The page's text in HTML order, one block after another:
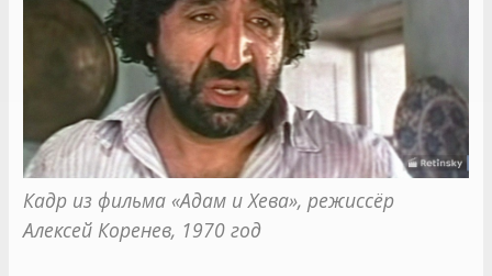
Кадр из фильма «Адам и Хева», режиссёр
Алексей Коренев, 1970 год